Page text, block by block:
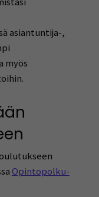
asiantuntija-,
myös
Opintopolku-